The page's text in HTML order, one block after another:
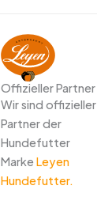
Offizieller Partner
Wir sind offizieller
Partner der
Hundefutter
Marke Leyen
Hundefutter.